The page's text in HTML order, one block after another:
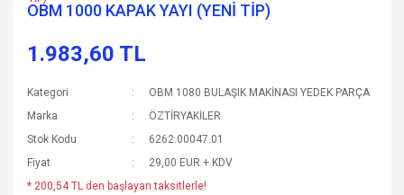
OBM 1000 KAPAK YAYI (YENİ TİP)
1.983,60 TL
Kategori
OBM 1080 BULAŞIK MAKİNASI YEDEK PARÇA
Marka
ÖZTİRYAKİLER
Stok Kodu
6262.00047.01
Fiyat
29,00 EUR + KDV
* 200,54 TL den başlayan taksitlerle!